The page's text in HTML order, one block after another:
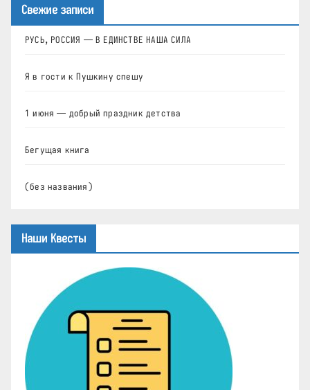
Свежие записи
РУСЬ, РОССИЯ — В ЕДИНСТВЕ НАША СИЛА
Я в гости к Пушкину спешу
1 июня — добрый праздник детства
Бегущая книга
(без названия)
Наши Квесты